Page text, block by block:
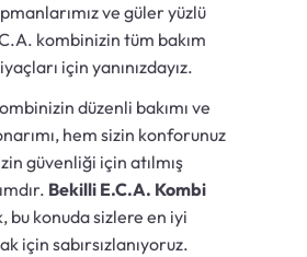
ve güler yüzlü
kombinizin tüm bakım
için yanınızdayız.
düzenli bakımı ve
hem sizin konforunuz
güvenliği için atılmış
Bekilli E.C.A. Kombi
bu konuda sizlere en iyi
için sabırsızlanıyoruz.